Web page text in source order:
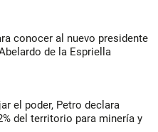
conocer al nuevo presidente
de la Espriella
el poder, Petro declara
del territorio para minería y